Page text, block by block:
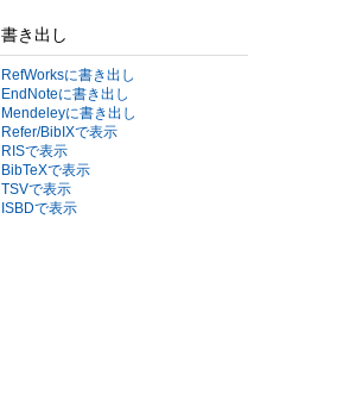
書き出し
RefWorksに書き出し
EndNoteに書き出し
Mendeleyに書き出し
Refer/BibIXで表示
RISで表示
BibTeXで表示
TSVで表示
ISBDで表示